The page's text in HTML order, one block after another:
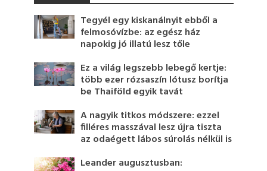
Tegyél egy kiskanálnyit ebből a
felmosóvízbe: az egész ház
napokig jó illatú lesz tőle
Ez a világ legszebb lebegő kertje:
több ezer rózsaszín lótusz borítja
be Thaiföld egyik tavát
A nagyik titkos módszere: ezzel
filléres masszával lesz újra tiszta
az odaégett lábos súrolás nélkül is
Leander augusztusban: